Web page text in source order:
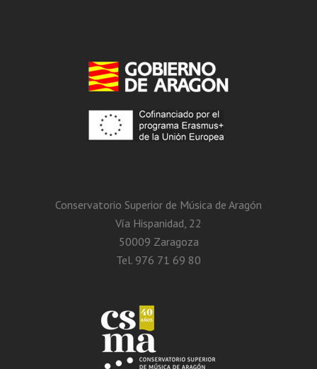
Conservatorio Superior de Música de Aragón
Vía Hispanidad, 22
50009 Zaragoza
Tel. 976 71 69 80